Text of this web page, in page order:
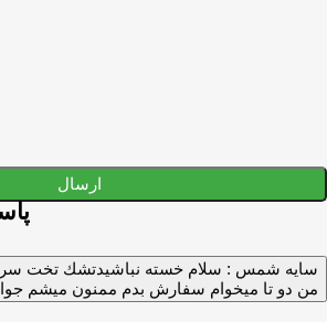
ارسال
سايه شمس : سلام خسته نباشيدتشك تخت سر
من دو تا ميخوام سفارش بدم ممنون ميشم